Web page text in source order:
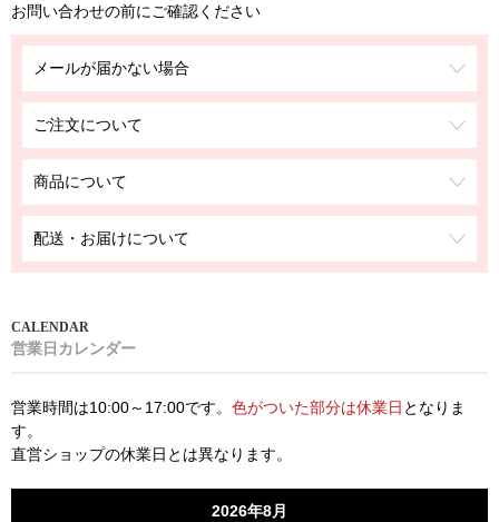
お問い合わせの前にご確認ください
メールが届かない場合
ご注文について
商品について
配送・お届けについて
営業日カレンダー
営業時間は10:00～17:00です。 色がついた部分は休業日 となりま
す。
直営ショップの休業日とは異なります。
2026年8月